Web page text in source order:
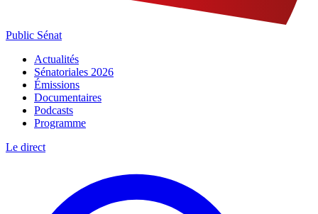
Public Sénat
Actualités
Sénatoriales 2026
Émissions
Documentaires
Podcasts
Programme
Le direct